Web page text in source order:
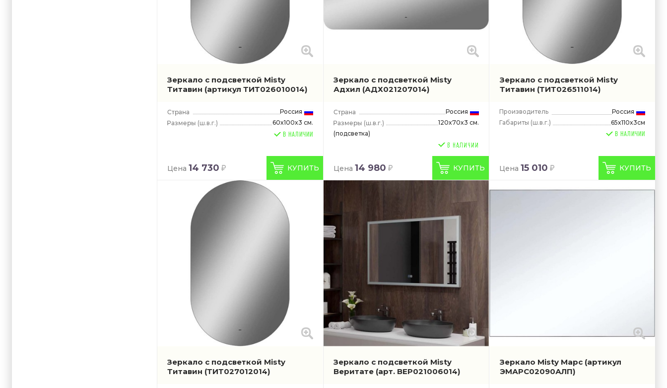
Зеркало с подсветкой Misty
Титавин (артикул ТИТ026010014)
Россия
(ш.в.г.)
60x100x3 см.
В НАЛИЧИИ
Цена 14 730 КУПИТЬ
Зеркало с подсветкой Misty
Адхил (АДХ021207014)
Россия
(ш.в.г.)
120x70x3 см.
(подсветка)
Цена 14 980 КУПИТЬ
Зеркало с подсветкой Misty
Титавин (ТИТ026511014)
Производитель
Россия
Габариты (ш.в.г.)
65x110x3см
В НАЛИЧИИ
Цена 15 010 КУПИТЬ
Зеркало с подсветкой Misty
Титавин (ТИТ027012014)
Зеркало с подсветкой Misty
Веритате (арт. ВЕР021006014)
Зеркало Misty Марс (артикул
ЭМАРС02090АЛП)